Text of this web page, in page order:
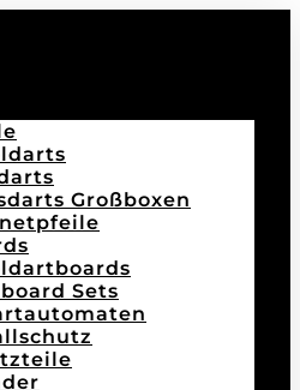
Großboxen
Sets